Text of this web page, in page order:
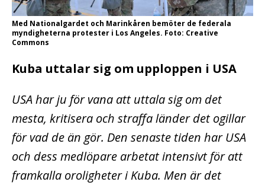
Med Nationalgardet och Marinkåren bemöter de federala
myndigheterna protester i Los Angeles. Foto: Creative
Commons
Kuba uttalar sig om upploppen i USA
USA har ju för vana att uttala sig om det
mesta, kritisera och straffa länder det ogillar
för vad de än gör. Den senaste tiden har USA
och dess medlöpare arbetat intensivt för att
framkalla oroligheter i Kuba. Men är det